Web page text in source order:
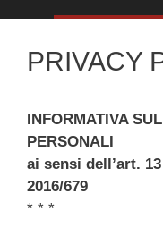
PRIVACY
INFORMATIVA
PERSONALI
ai sensi dell’art.
2016/679
* * *